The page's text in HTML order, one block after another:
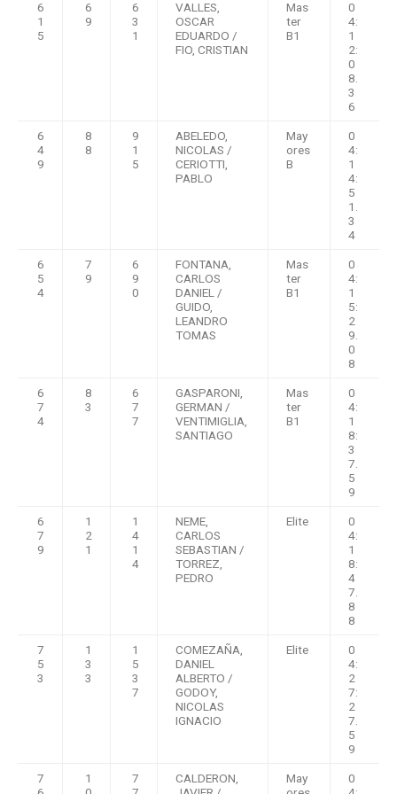
6
1
5
6
9
6
3
1
VALLES,
OSCAR
EDUARDO /
FIO, CRISTIAN
Mas
ter
B1
0
4:
1
2:
0
8.
3
6
6
4
9
8
8
9
1
5
ABELEDO,
NICOLAS /
CERIOTTI,
PABLO
May
ores
B
0
4:
1
4:
5
1.
3
4
6
5
4
7
9
6
9
0
FONTANA,
CARLOS
DANIEL /
GUIDO,
LEANDRO
TOMAS
Mas
ter
B1
0
4:
1
5:
2
9.
0
8
6
7
4
8
3
6
7
7
GASPARONI,
GERMAN /
VENTIMIGLIA,
SANTIAGO
Mas
ter
B1
0
4:
1
8:
3
7.
5
9
6
7
9
1
2
1
1
4
1
4
NEME,
CARLOS
SEBASTIAN /
TORREZ,
PEDRO
Elite
0
4:
1
8:
4
7.
8
8
7
5
3
1
3
3
1
5
3
7
COMEZAÑA,
DANIEL
ALBERTO /
GODOY,
NICOLAS
IGNACIO
Elite
0
4:
2
7:
2
7.
5
9
7
1
7
CALDERON,
May
0